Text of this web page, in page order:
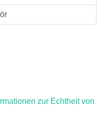
zur Echtheit von